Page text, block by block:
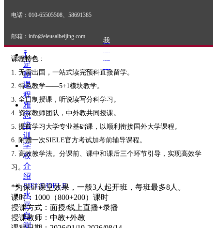
学
通
车
ꄷ
定
制
课
程
雅
思
培
训
学
校
介
绍
SIELE/DELE
水
平
自
测
讲解，帮助学生熟悉西班牙语SIELE考试题型，掌握考试技巧。
课程特色：
1. 无需出国，一站式读完预科直接留学。
2. 特色教学——5+1模块教学。
3. 全日制授课，听说读写分科学习。
4. 资深教师团队，中外教共同授课。
5. 提前学习大学专业基础课，以顺利衔接国外大学课程。
6. 附赠一次SIELE官方考试加考前辅导课程。
7. 高效教学法。分课前、课中和课后三个环节引导，实现高效学
习。
*为保证课堂效果，一般3人起开班，每班最多8人。
课时：1000（800+200）课时
授课方式：面授/线上直播+录播
授课教师：中教+外教
电话：010-65505508、58691385
邮箱：info@eleusalbeijing.com
地址：北京市朝阳区建外SOHO西区16号楼506室
我
要
我
（客服二维码）